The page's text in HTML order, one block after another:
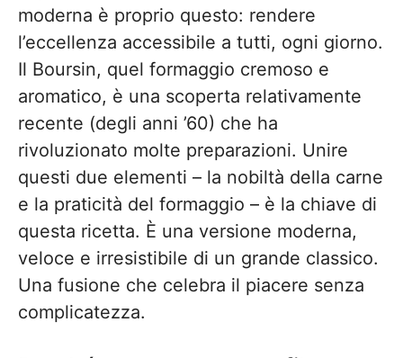
moderna è proprio questo: rendere
l’eccellenza accessibile a tutti, ogni giorno.
Il Boursin, quel formaggio cremoso e
aromatico, è una scoperta relativamente
recente (degli anni ’60) che ha
rivoluzionato molte preparazioni. Unire
questi due elementi – la nobiltà della carne
e la praticità del formaggio – è la chiave di
questa ricetta. È una versione moderna,
veloce e irresistibile di un grande classico.
Una fusione che celebra il piacere senza
complicatezza.